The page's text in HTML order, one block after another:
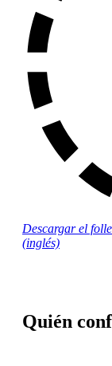
Descargar el
(inglés)
Quién